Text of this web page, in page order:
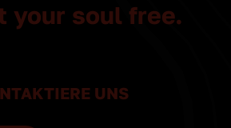
your soul free.
UNS